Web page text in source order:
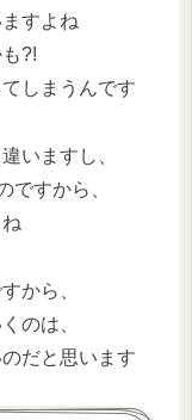
すよね
?!
しまうんです
いますし、
ですから、
から、
のは、
だと思います